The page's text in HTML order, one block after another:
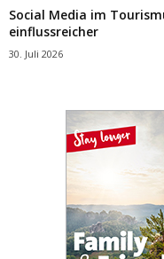
Social Media im
einflussreicher
30. Juli 2026